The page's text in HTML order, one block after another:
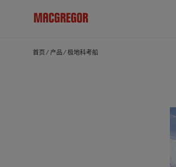
首页 ⁄ 产品 ⁄ 极地科考船